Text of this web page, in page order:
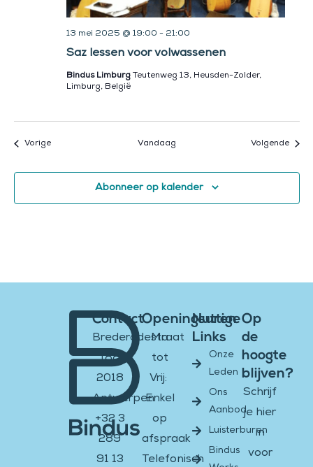
Saz lessen voor volwassenen
13 mei 2025 @ 19:00 - 21:00
Bindus Limburg Teutenweg 13, Heusden-Zolder,
Limburg, België
VorigeActiviteiten Vandaag Volgende
Abonneer op kalender
Contact
Brederodestraat
188
2018
Antwerpen
+32 3
289
91 13
Openingsuren
Ma
tot
Vrij:
Enkel
op
afspraak
Telefonisch
Nuttige
Links
Onze
Leden
Ons
Aanbod
Luisterburen
Bindus
Op
de
hoogte
blijven?
Schrijf
je hier
in
voor